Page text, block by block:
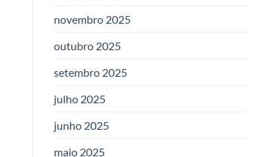
novembro 2025
outubro 2025
setembro 2025
julho 2025
junho 2025
maio 2025